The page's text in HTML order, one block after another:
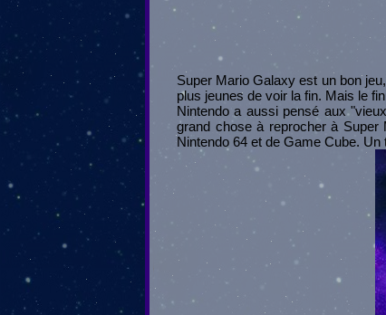
Super Mario Galaxy est un bon
plus jeunes de voir la fin. Mais le
Nintendo a aussi pensé aux
grand chose à reprocher à
Nintendo 64 et de Game Cube.